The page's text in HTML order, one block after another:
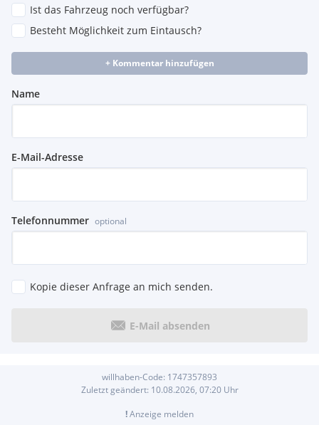
Ist das Fahrzeug noch verfügbar?
Besteht Möglichkeit zum Eintausch?
+ Kommentar hinzufügen
Name
E-Mail-Adresse
Telefonnummer optional
Kopie dieser Anfrage an mich senden.
E-Mail absenden
willhaben-Code: 1747357893
Zuletzt geändert: 10.08.2026, 07:20Uhr
!Anzeige melden